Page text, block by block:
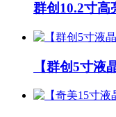
群创10.2寸高
【群创5寸液